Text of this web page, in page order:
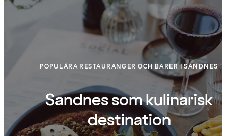
POPULÄRA RESTAURANGER OCH BARER I SANDNES
Sandnes som kulinarisk
destination